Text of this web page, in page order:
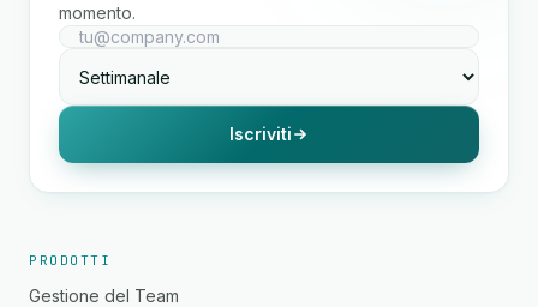
momento.
Iscriviti
PRODOTTI
Gestione del Team